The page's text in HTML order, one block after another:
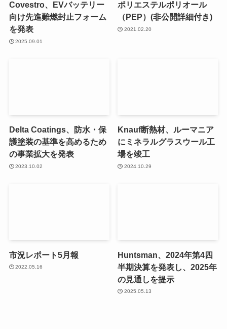
Covestro、EVバッテリー
向け先進難燃封止フォーム
を発表
2025.09.01
ポリエステルポリオール
（PEP）(非公開詳細付き)
2021.02.20
Delta Coatings、防水・保
護塗装の基準を高めるため
の事業拡大を発表
2023.10.02
Knauf断熱材、ルーマニア
にミネラルグラスウール工
場を竣工
2024.10.29
市況レポート5月報
2022.05.16
Huntsman、2024年第4四
半期決算を発表し、2025年
の見通しを提示
2025.05.13